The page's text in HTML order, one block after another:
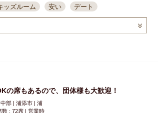
ッズルーム 安い
デート
座敷席 記念日 泡盛
喫煙可
光客に人気 大部屋30名
カウンター
ィスキー テレビ 飲み会
掘りごたつ
スマス 和食
の席もあるので、団体様も大歓迎！
部 | 浦添市 | 浦
数 : 72席 | 営業時